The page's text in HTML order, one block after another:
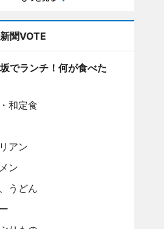
聞VOTE
でランチ！何が食べた
和定食
アン
ン
うどん